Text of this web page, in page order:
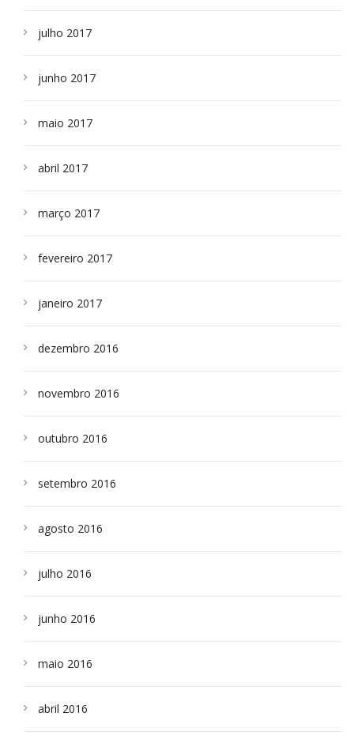
julho 2017
junho 2017
maio 2017
abril 2017
março 2017
fevereiro 2017
janeiro 2017
dezembro 2016
novembro 2016
outubro 2016
setembro 2016
agosto 2016
julho 2016
junho 2016
maio 2016
abril 2016